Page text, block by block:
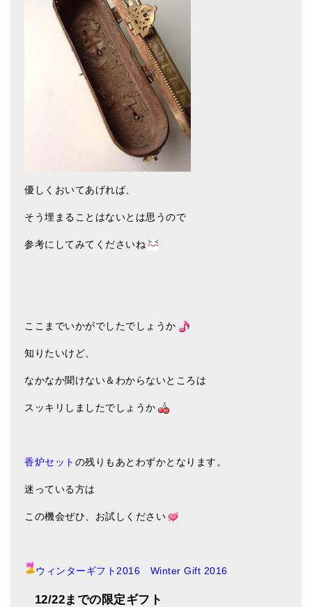
優しくおいてあげれば、
そう埋まることはないとは思うので
参考にしてみてくださいね
ここまでいかがでしたでしょうか
知りたいけど、
なかなか聞けない＆わからないところは
スッキリしましたでしょうか
香炉セット の残りもあとわずかとなります。
迷っている方は
この機会ぜひ、お試しください
ウィンターギフト2016 Winter Gift 2016
12/22までの限定ギフト